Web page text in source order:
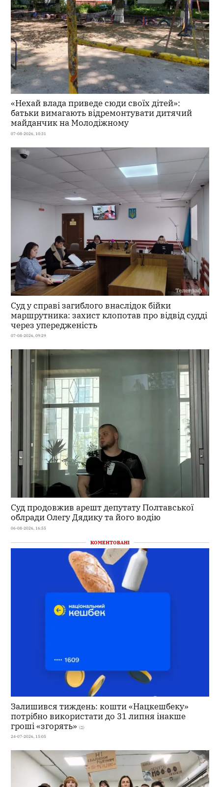
«Нехай влада приведе сюди своїх дітей»:
батьки вимагають відремонтувати дитячий
майданчик на Молодіжному
07-08-2026, 10:31
Суд у справі загиблого внаслідок бійки
маршрутника: захист клопотав про відвід судді
через упередженість
07-08-2026, 09:29
Суд продовжив арешт депутату Полтавської
облради Олегу Дядику та його водію
06-08-2026, 16:55
КОМЕНТОВАНІ
Залишився тиждень: кошти «Нацкешбеку»
потрібно використати до 31 липня інакше
гроші «згорять» (2)
24-07-2026, 15:05